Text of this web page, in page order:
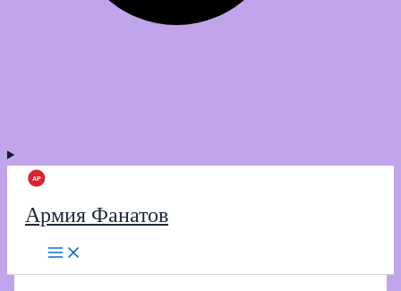
Армия Фанатов